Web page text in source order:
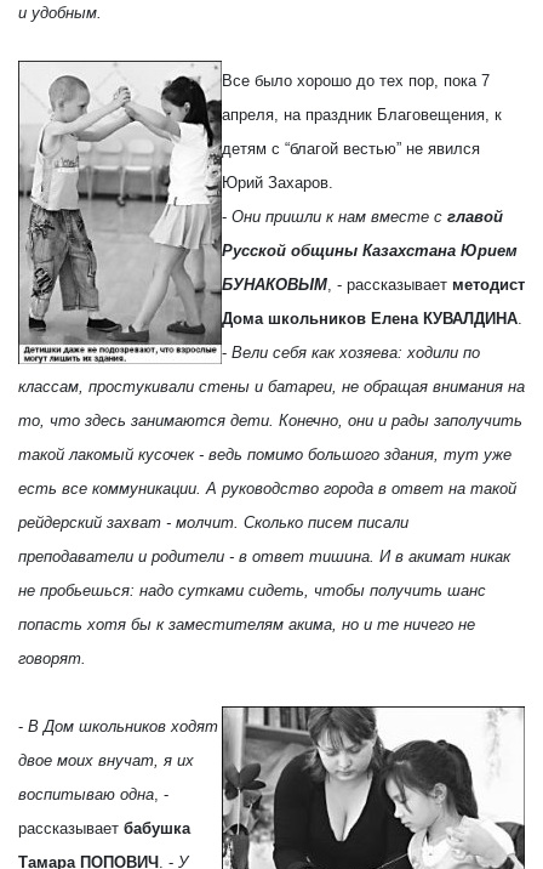
и удобным.
Все было хорошо до тех пор, пока 7
апреля, на праздник Благовещения, к
детям с “благой вестью” не явился
Юрий Захаров.
- Они пришли к нам вместе с главой
Русской общины Казахстана Юрием
БУНАКОВЫМ, - рассказывает методист
Дома школьников Елена КУВАЛДИНА.
- Вели себя как хозяева: ходили по
классам, простукивали стены и батареи, не обращая внимания на
то, что здесь занимаются дети. Конечно, они и рады заполучить
такой лакомый кусочек - ведь помимо большого здания, тут уже
есть все коммуникации. А руководство города в ответ на такой
рейдерский захват - молчит. Сколько писем писали
преподаватели и родители - в ответ тишина. И в акимат никак
не пробьешься: надо сутками сидеть, чтобы получить шанс
попасть хотя бы к заместителям акима, но и те ничего не
говорят.
- В Дом школьников ходят
двое моих внучат, я их
воспитываю одна, -
рассказывает бабушка
Тамара ПОПОВИЧ . - У